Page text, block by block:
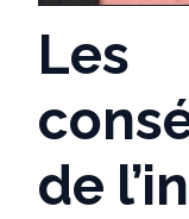
Les
de